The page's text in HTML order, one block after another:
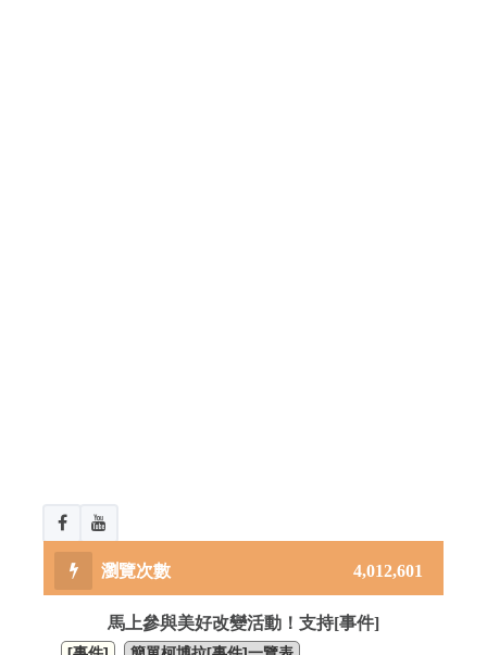
4,012,601
馬上參與美好改變活動！支持[事件]